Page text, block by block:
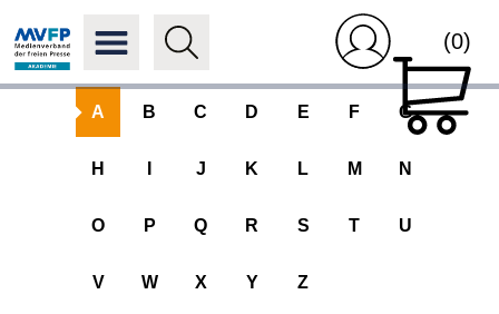
(0)
A B C D E F G
H J K L M N
O P Q R S T U
V W X Y Z